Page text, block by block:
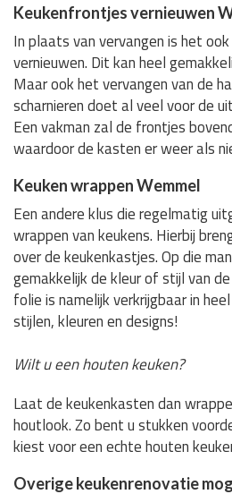
Keukenfrontjes vernieuwen
In plaats van vervangen is het
vernieuwen. Dit kan heel
Maar ook het vervangen van de
scharnieren doet al veel voor de
Een vakman zal de frontjes
waardoor de kasten er weer als
Keuken wrappen Wemmel
Een andere klus die regelmatig
wrappen van keukens. Hierbij
over de keukenkastjes. Op die
gemakkelijk de kleur of stijl van
folie is namelijk verkrijgbaar in
stijlen, kleuren en designs!
Wilt u een houten keuken?
Laat de keukenkasten dan
houtlook. Zo bent u stukken
kiest voor een echte houten
Overige keukenrenovatie